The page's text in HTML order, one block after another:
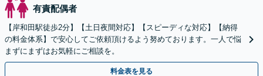
有責配偶者
【岸和田駅徒歩2分】【土日夜間対応】【スピーディな対応】【納得
の料金体系】で安心してご依頼頂けるよう努めております。一人で悩
まずにまずはお気軽にご相談を。
料金表を見る